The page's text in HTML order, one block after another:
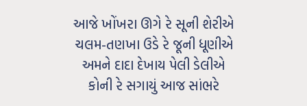
આજે ખોંખરા ઊગે રે સૂની શેરીએ
ચલમ-તણખા ઉડે રે જૂની ધૂણીએ
અમને દાદા દેખાય પેલી ડેલીએ
કોની રે સગાયું આજ સાંભરે